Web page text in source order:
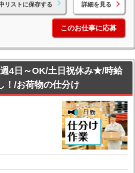
リストに保存する 詳細を見る
このお仕事に応募
週4日～OK/土日祝休み★/時給
！/お荷物の仕分け